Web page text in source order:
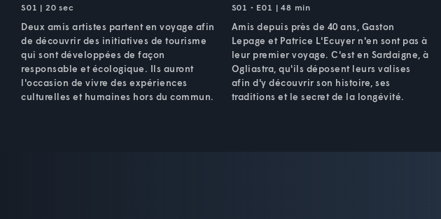
S01 | 20 sec
Deux amis artistes partent en voyage afin
de découvrir des initiatives de tourisme
qui sont développées de façon
responsable et écologique. Ils auront
l'occasion de vivre des expériences
culturelles et humaines hors du commun.
S01 • E01 | 48 min
Amis depuis près de 40 ans, Gaston
Lepage et Patrice L'Ecuyer n'en sont pas à
leur premier voyage. C'est en Sardaigne, à
Ogliastra, qu'ils déposent leurs valises
afin d'y découvrir son histoire, ses
traditions et le secret de la longévité.